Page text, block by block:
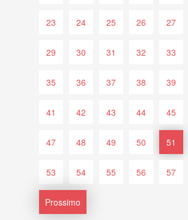
23 24 25 26 27
29 30 31 32 33
35 36 37 38 39
41 42 43 44 45
47 48 49 50 51
53 54 55 56 57
Prossimo